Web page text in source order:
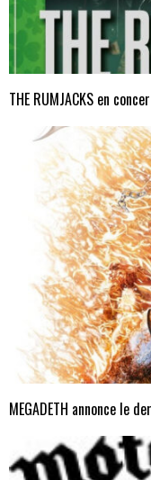
THE RUMJACKS en
MEGADETH annonce le